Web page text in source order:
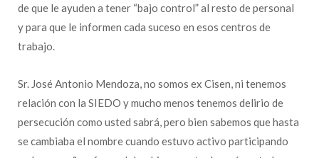
de que le ayuden a tener “bajo control” al resto de personal
y para que le informen cada suceso en esos centros de
trabajo.
Sr. José Antonio Mendoza, no somos ex Cisen, ni tenemos
relación con la SIEDO y mucho menos tenemos delirio de
persecución como usted sabrá, pero bien sabemos que hasta
se cambiaba el nombre cuando estuvo activo participando